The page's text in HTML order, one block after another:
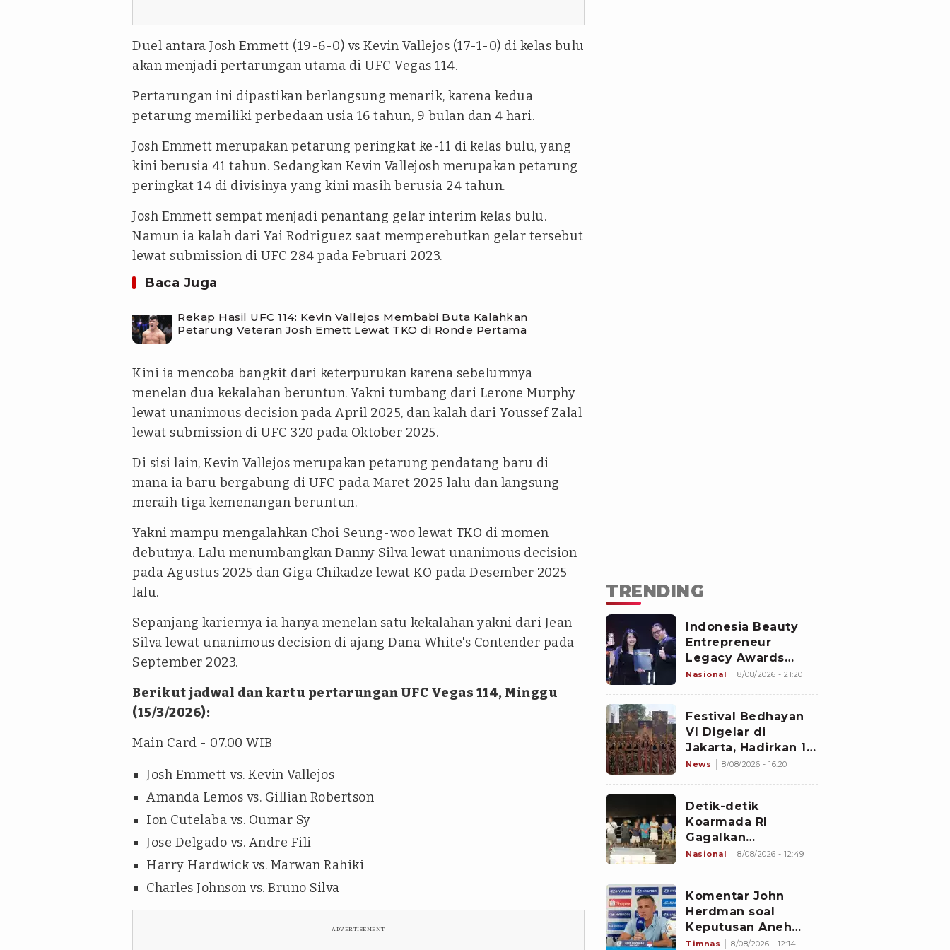
Duel antara Josh Emmett (19-6-0) vs Kevin Vallejos (17-1-0) di kelas bulu
akan menjadi pertarungan utama di UFC Vegas 114.
Pertarungan ini dipastikan berlangsung menarik, karena kedua
petarung memiliki perbedaan usia 16 tahun, 9 bulan dan 4 hari.
Josh Emmett merupakan petarung peringkat ke-11 di kelas bulu, yang
kini berusia 41 tahun. Sedangkan Kevin Vallejosh merupakan petarung
peringkat 14 di divisinya yang kini masih berusia 24 tahun.
Josh Emmett sempat menjadi penantang gelar interim kelas bulu.
Namun ia kalah dari Yai Rodriguez saat memperebutkan gelar tersebut
lewat submission di UFC 284 pada Februari 2023.
Baca Juga
Rekap Hasil UFC 114: Kevin Vallejos Membabi Buta Kalahkan
Petarung Veteran Josh Emett Lewat TKO di Ronde Pertama
Kini ia mencoba bangkit dari keterpurukan karena sebelumnya
menelan dua kekalahan beruntun. Yakni tumbang dari Lerone Murphy
lewat unanimous decision pada April 2025, dan kalah dari Youssef Zalal
lewat submission di UFC 320 pada Oktober 2025.
Di sisi lain, Kevin Vallejos merupakan petarung pendatang baru di
mana ia baru bergabung di UFC pada Maret 2025 lalu dan langsung
meraih tiga kemenangan beruntun.
Yakni mampu mengalahkan Choi Seung-woo lewat TKO di momen
debutnya. Lalu menumbangkan Danny Silva lewat unanimous decision
pada Agustus 2025 dan Giga Chikadze lewat KO pada Desember 2025
lalu.
Sepanjang kariernya ia hanya menelan satu kekalahan yakni dari Jean
Silva lewat unanimous decision di ajang Dana White's Contender pada
September 2023.
Berikut jadwal dan kartu pertarungan UFC Vegas 114, Minggu
(15/3/2026):
Main Card - 07.00 WIB
Josh Emmett vs. Kevin Vallejos
Amanda Lemos vs. Gillian Robertson
Ion Cutelaba vs. Oumar Sy
Jose Delgado vs. Andre Fili
Harry Hardwick vs. Marwan Rahiki
Charles Johnson vs. Bruno Silva
ADVERTISEMENT
TRENDING
Indonesia Beauty
Entrepreneur
Legacy Awards
2026 Digelar di
Negara Adu Karya
PMU
Nasional 8/08/2026 - 21:20
Festival Bedhayan
VI Digelar di
Jakarta, Hadirkan 16
Kelompok Tari dari
News 8/08/2026 - 16:20
Detik-detik
Koarmada RI
Gagalkan
Penyelundupan 1,3
Perairan Bintan
Nasional 8/08/2026 - 12:49
Komentar John
Herdman soal
Keputusan Aneh
Wasit Laga Timnas
Timnas 8/08/2026 - 12:14